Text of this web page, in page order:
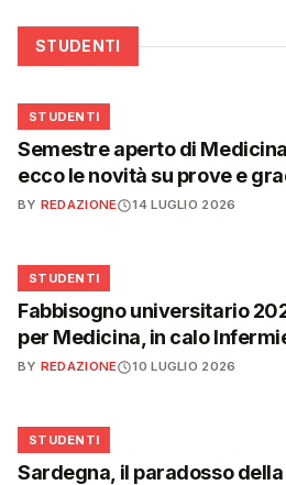
STUDENTI
🎓
STUDENTI
Semestre aperto di
ecco le novità su prove e
BY REDAZIONE 14 LUGLIO 2026
🎓
STUDENTI
Fabbisogno universitario
per Medicina, in calo
BY REDAZIONE 10 LUGLIO 2026
🎓
STUDENTI
Sardegna, il paradosso